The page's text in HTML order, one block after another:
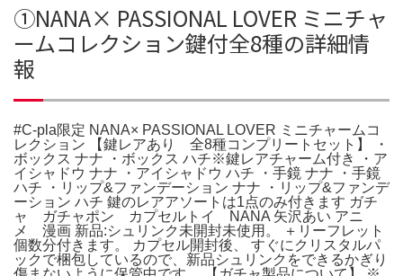
①NANA× PASSIONAL LOVER ミニチャ
ームコレクション鍵付全8種の詳細情
報
#C-pla限定 NANA× PASSIONAL LOVER ミニチャームコ
レクション 【鍵レアあり 全8種コンプリートセット】 ・
ボックス ナナ ・ボックス ハチ※鍵レアチャーム付き ・ア
イシャドウ ナナ ・アイシャドウ ハチ ・手鏡 ナナ ・手鏡
ハチ ・リップ&ファンデーション ナナ ・リップ&ファンデ
ーション ハチ 鍵のレアアソートは1点のみ付きます ガチ
ャ ガチャポン カプセルトイ NANA 矢沢あい アニ
メ 漫画 新品:シュリンク未開封未使用。 ＋リーフレット
個数分付きます。 カプセル開封後、 すぐにクリスタルパ
ックで梱包しているので、新品シュリンクをできるかぎり